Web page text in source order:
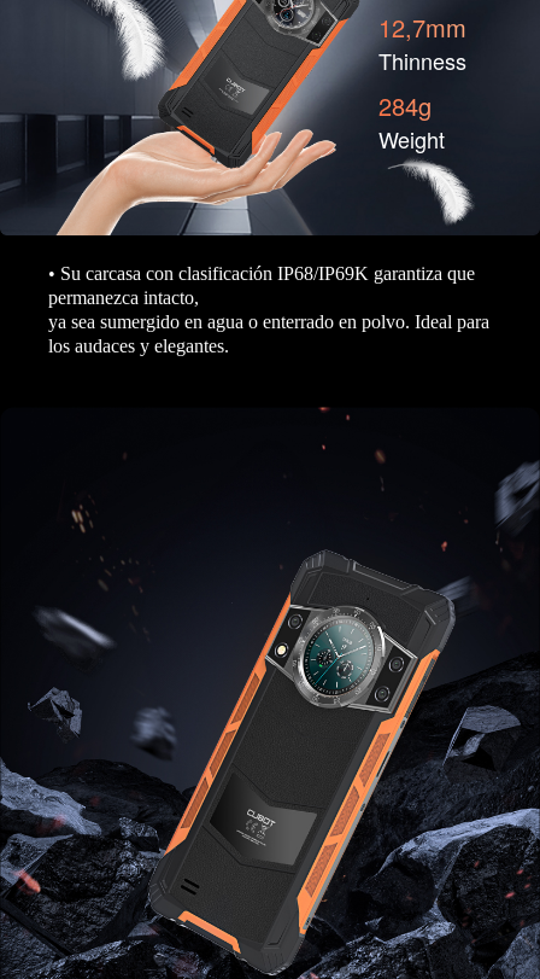
12,7mm
Thinness
284g
Weight
• Su carcasa con clasificación IP68/IP69K garantiza que
permanezca intacto,
ya sea sumergido en agua o enterrado en polvo. Ideal para
los audaces y elegantes.